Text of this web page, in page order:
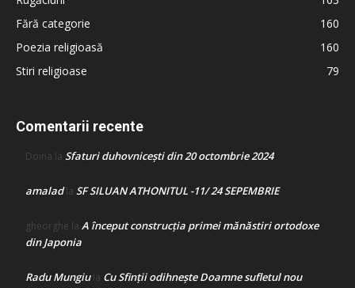
Fără categorie
160
Poezia religioasă
160
Stiri religioase
79
Comentarii recente
Doina la Sfaturi duhovnicești din 20 octombrie 2024
amaladla SF SILUAN ATHONITUL -11/ 24 SEPEMBRIE
gheorghe la A început construcţia primei mănăstiri ortodoxe
din Japonia
Radu Mungiula Cu Sfinții odihnește Doamne sufletul nou